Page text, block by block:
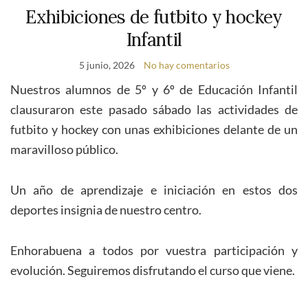
Exhibiciones de futbito y hockey
Infantil
5 junio, 2026 No hay comentarios
Nuestros alumnos de 5º y 6º de Educación Infantil
clausuraron este pasado sábado las actividades de
futbito y hockey con unas exhibiciones delante de un
maravilloso público.
Un año de aprendizaje e iniciación en estos dos
deportes insignia de nuestro centro.
Enhorabuena a todos por vuestra participación y
evolución. Seguiremos disfrutando el curso que viene.